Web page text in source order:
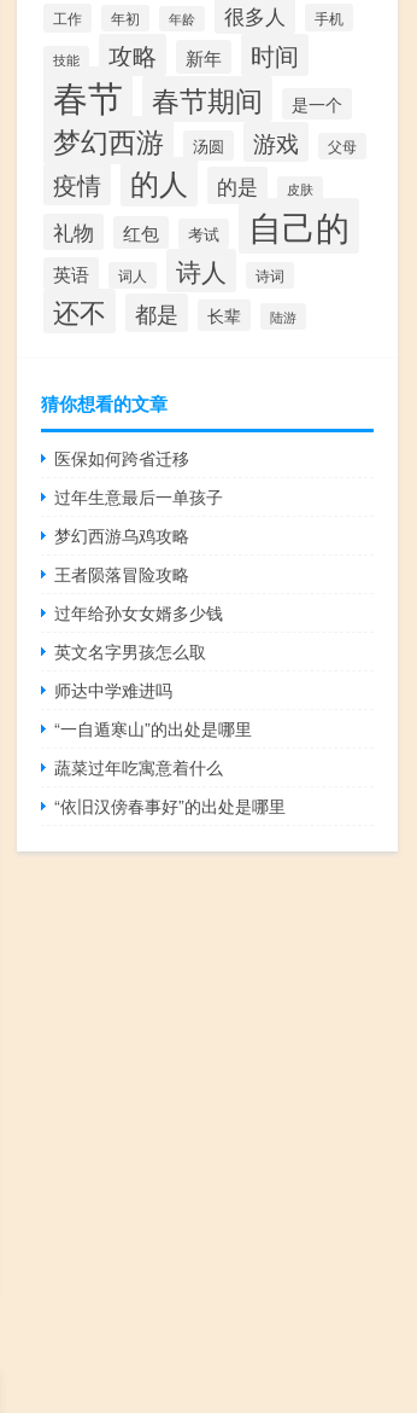
工作 年初 年龄 很多人 手机
技能 攻略 新年 时间
春节 春节期间 是一个
梦幻西游 汤圆 游戏 父母
疫情 的人 的是 皮肤
礼物 红包 考试 自己的
英语 词人 诗人 诗词
还不 都是 长辈 陆游
猜你想看的文章
医保如何跨省迁移
过年生意最后一单孩子
梦幻西游乌鸡攻略
王者陨落冒险攻略
过年给孙女女婿多少钱
英文名字男孩怎么取
师达中学难进吗
“一自遁寒山”的出处是哪里
蔬菜过年吃寓意着什么
“依旧汉傍春事好”的出处是哪里